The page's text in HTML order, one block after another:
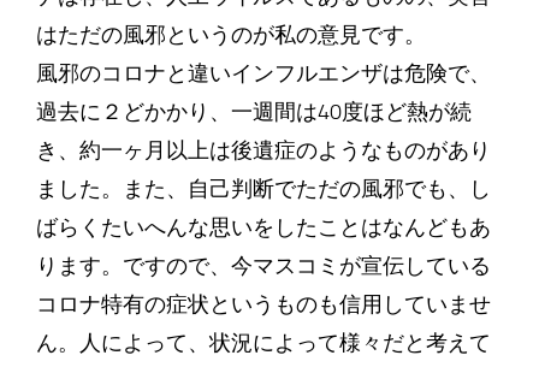
はただの風邪というのが私の意見です。
風邪のコロナと違いインフルエンザは危険で、
過去に２どかかり、一週間は40度ほど熱が続
き、約一ヶ月以上は後遺症のようなものがあり
ました。また、自己判断でただの風邪でも、し
ばらくたいへんな思いをしたことはなんどもあ
ります。ですので、今マスコミが宣伝している
コロナ特有の症状というものも信用していませ
ん。人によって、状況によって様々だと考えて